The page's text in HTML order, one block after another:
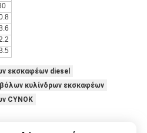
εκσκαφέων diesel
κυλίνδρων εκσκαφέων
CYNOK